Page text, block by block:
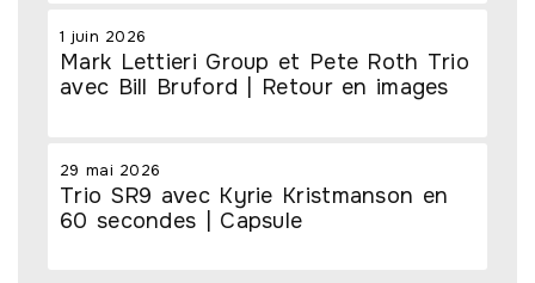
1 juin 2026
Mark Lettieri Group et Pete Roth Trio
avec Bill Bruford | Retour en images
29 mai 2026
Trio SR9 avec Kyrie Kristmanson en
60 secondes | Capsule